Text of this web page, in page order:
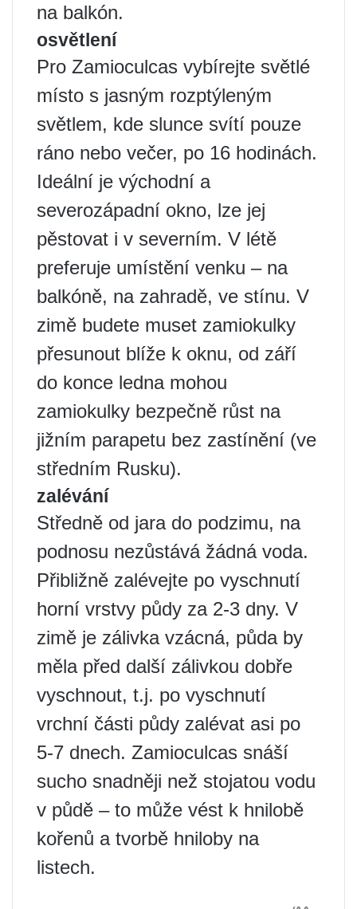
na balkón.
osvětlení
Pro Zamioculcas vybírejte světlé
místo s jasným rozptýleným
světlem, kde slunce svítí pouze
ráno nebo večer, po 16 hodinách.
Ideální je východní a
severozápadní okno, lze jej
pěstovat i v severním. V létě
preferuje umístění venku – na
balkóně, na zahradě, ve stínu. V
zimě budete muset zamiokulky
přesunout blíže k oknu, od září
do konce ledna mohou
zamiokulky bezpečně růst na
jižním parapetu bez zastínění (ve
středním Rusku).
zalévání
Středně od jara do podzimu, na
podnosu nezůstává žádná voda.
Přibližně zalévejte po vyschnutí
horní vrstvy půdy za 2-3 dny. V
zimě je zálivka vzácná, půda by
měla před další zálivkou dobře
vyschnout, t.j. po vyschnutí
vrchní části půdy zalévat asi po
5-7 dnech. Zamioculcas snáší
sucho snadněji než stojatou vodu
v půdě – to může vést k hnilobě
kořenů a tvorbě hniloby na
listech.